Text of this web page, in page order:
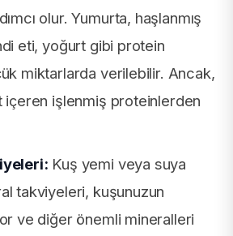
olur. Yumurta, haşlanmış
eti, yoğurt gibi protein
miktarlarda verilebilir. Ancak,
içeren işlenmiş proteinlerden
Kuş yemi veya suya
takviyeleri, kuşunuzun
ve diğer önemli mineralleri